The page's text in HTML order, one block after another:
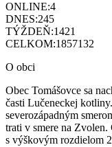
ONLINE:4
DNES:245
TÝŽDEŇ:1421
CELKOM:1857132
O obci
Obec Tomášovce sa
časti Lučeneckej
severozápadným
trati v smere na
s výškovým rozdielom